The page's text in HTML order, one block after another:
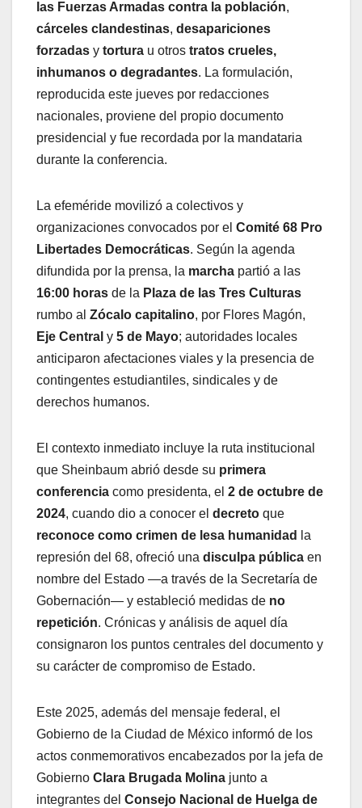
las Fuerzas Armadas contra la población,
cárceles clandestinas, desapariciones
forzadas y tortura u otros tratos crueles,
inhumanos o degradantes. La formulación,
reproducida este jueves por redacciones
nacionales, proviene del propio documento
presidencial y fue recordada por la mandataria
durante la conferencia.
La efeméride movilizó a colectivos y
organizaciones convocados por el Comité 68 Pro
Libertades Democráticas. Según la agenda
difundida por la prensa, la marcha partió a las
16:00 horas de la Plaza de las Tres Culturas
rumbo al Zócalo capitalino, por Flores Magón,
Eje Central y 5 de Mayo; autoridades locales
anticiparon afectaciones viales y la presencia de
contingentes estudiantiles, sindicales y de
derechos humanos.
El contexto inmediato incluye la ruta institucional
que Sheinbaum abrió desde su primera
conferencia como presidenta, el 2 de octubre de
2024, cuando dio a conocer el decreto que
reconoce como crimen de lesa humanidad
la
represión del 68, ofreció una disculpa pública en
nombre del Estado —a través de la Secretaría de
Gobernación— y estableció medidas de no
repetición. Crónicas y análisis de aquel día
consignaron los puntos centrales del documento y
su carácter de compromiso de Estado.
Este 2025, además del mensaje federal, el
Gobierno de la Ciudad de México informó de los
actos conmemorativos encabezados por la jefa de
Gobierno Clara Brugada Molina junto a
integrantes del Consejo Nacional de Huelga de